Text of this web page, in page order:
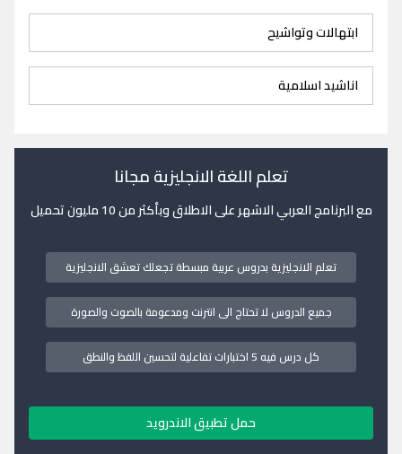
ابتهالات وتواشيح
اناشيد اسلامية
تعلم اللغة الانجليزية مجانا
مع البرنامج العربي الاشهر على الاطلاق وبأكثر من 10 مليون تحميل
تعلم الانجليزية بدروس عربية مبسطة تجعلك تعشق الانجليزية
جميع الدروس لا تحتاج الى انترنت ومدعومة بالصوت والصورة
كل درس فيه 5 اختبارات تفاعلية لتحسين اللفظ والنطق
حمل تطبيق الاندرويد